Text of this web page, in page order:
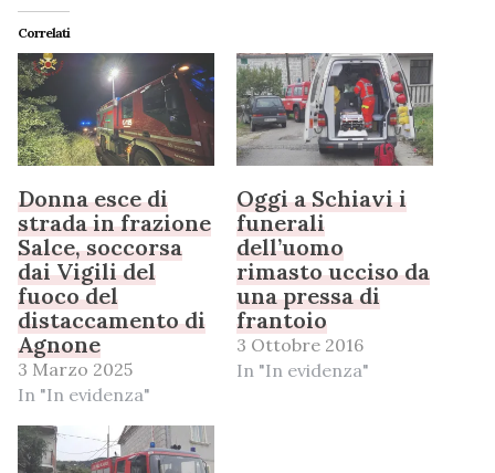
Correlati
Donna esce di
strada in frazione
Salce, soccorsa
dai Vigili del
fuoco del
distaccamento di
Agnone
3 Marzo 2025
In "In evidenza"
Oggi a Schiavi i
funerali
dell’uomo
rimasto ucciso da
una pressa di
frantoio
3 Ottobre 2016
In "In evidenza"